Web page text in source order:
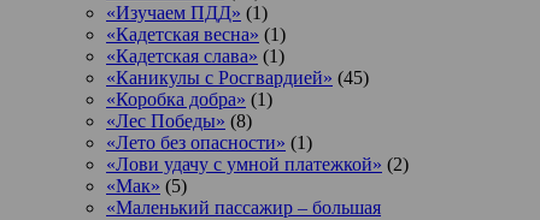
«Изучаем ПДД» (1)
«Кадетская весна» (1)
«Кадетская слава» (1)
«Каникулы с Росгвардией» (45)
«Коробка добра» (1)
«Лес Победы» (8)
«Лето без опасности» (1)
«Лови удачу с умной платежкой» (2)
«Мак» (5)
«Маленький пассажир – большая